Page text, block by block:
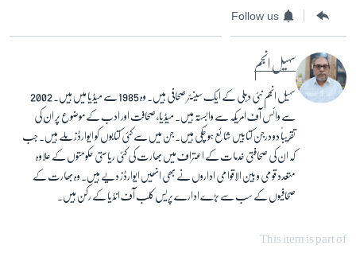
Follow us
سہیل انجم
سہیل انجم نئی دہلی کے ایک سینئر صحافی ہیں۔ وہ 1985 سے میڈیا میں ہیں۔ 2002
سے وائس آف امریکہ سے وابستہ ہیں۔ میڈیا، صحافت اور ادب کے موضوع پر ان کی
تقریباً دو درجن کتابیں شائع ہو چکی ہیں۔ جن میں سے کئی کتابوں کو ایوارڈز ملے ہیں۔ جب
کہ ان کی صحافتی خدمات کے اعتراف میں بھارت کی کئی ریاستی حکومتوں کے علاوہ
متعدد قومی و بین الاقوامی اداروں نے بھی انھیں ایوارڈز دیے ہیں۔ وہ بھارت کے
صحافیوں کے سب سے بڑے ادارے پریس کلب آف انڈیا کے رکن ہیں۔
This item is part of